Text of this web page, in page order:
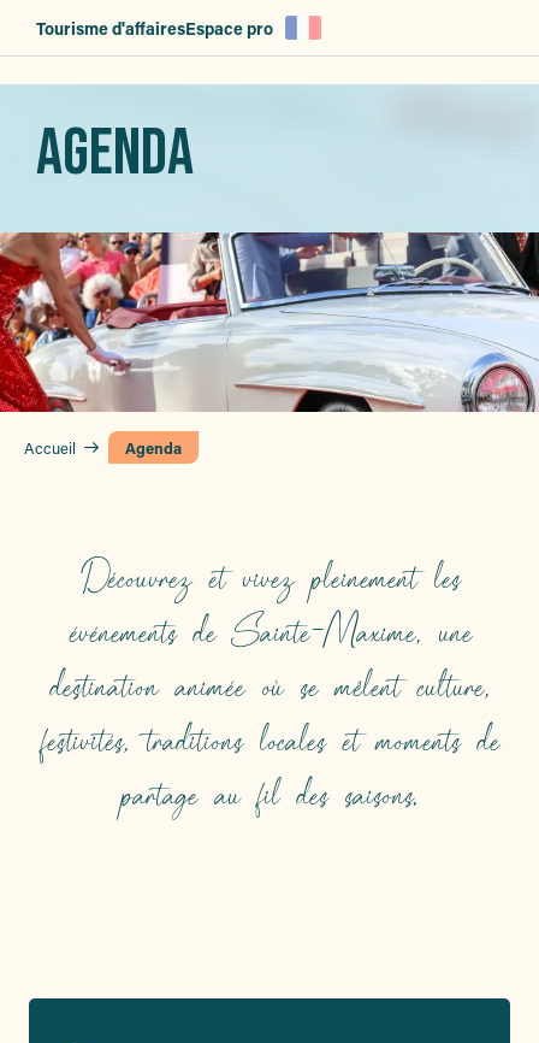
Tourisme d'affairesEspace pro
AGENDA
Accueil Agenda
Découvrez et vivez pleinement les
événements de Sainte-Maxime, une
destination animée où se mêlent culture,
festivités, traditions locales et moments de
partage au fil des saisons.
TOP ÉVÉNEMENTS